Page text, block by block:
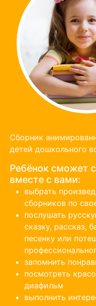
Сборник
детей дошкольного
Ребёнок сможет
вместе с вами:
выбрать
сборников по
послушать
сказку, рассказ,
песенку или
запомнить
посмотреть
диафильм
выполнить